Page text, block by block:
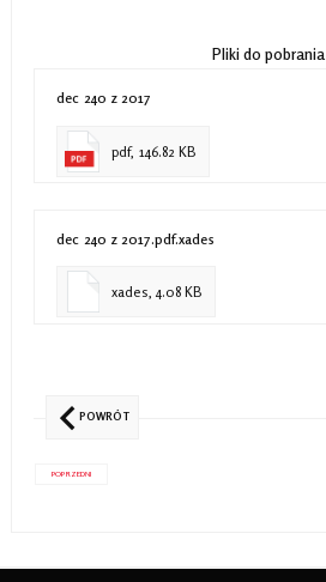
Pliki do pobrania
dec 240 z 2017
pdf, 146.82 KB
dec 240 z 2017.pdf.xades
xades, 4.08 KB
POWRÓT
POPRZEDNI